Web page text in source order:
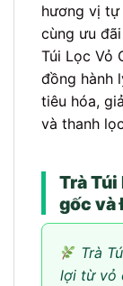
hương vị
cùng ưu
Túi Lọc Vỏ
đồng hành
tiêu hóa,
và thanh
Trà Túi
gốc và
Trà
lợi từ vỏ